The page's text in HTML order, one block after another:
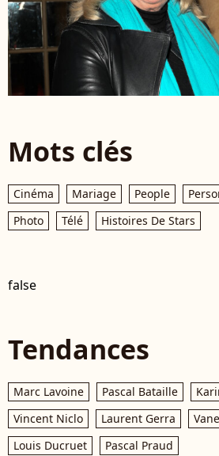
Mots clés
Cinéma Mariage People
Photo
Télé Histoires De Stars
false
Tendances
Marc Lavoine Pascal Bataille
Vincent Niclo
Laurent Gerra
Louis Ducruet
Pascal Praud